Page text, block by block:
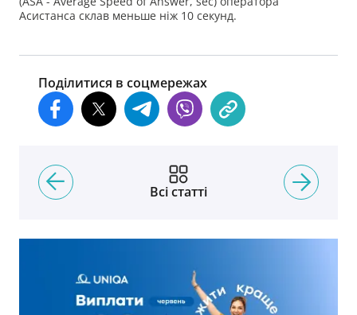
Асистанса склав меньше ніж 10 секунд.
Поділитися в соцмережах
Всі статті